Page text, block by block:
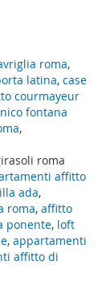
roma
affitto
ada,
roma, affitto
ponente, loft
, appartamenti
affitto di
roma,
latina, case
courmayeur
fontana
,